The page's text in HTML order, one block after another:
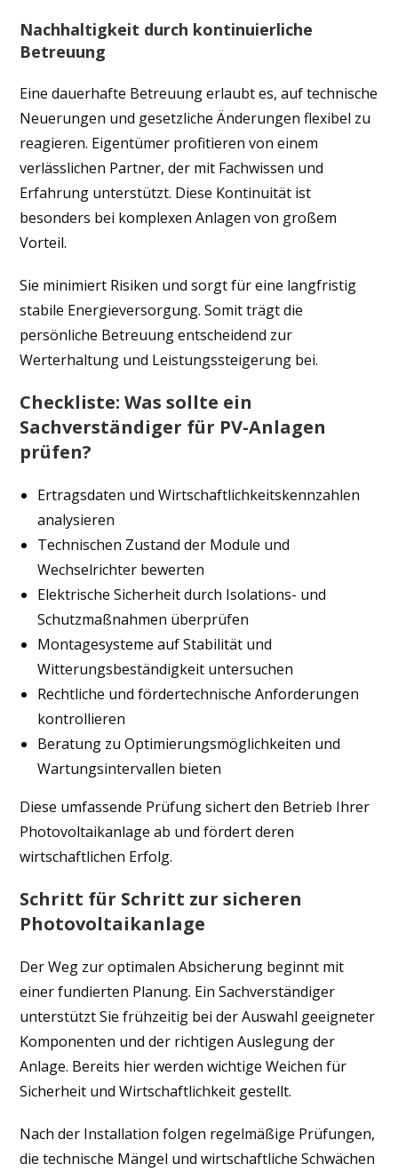
Nachhaltigkeit durch kontinuierliche
Betreuung
Eine dauerhafte Betreuung erlaubt es, auf technische
Neuerungen und gesetzliche Änderungen flexibel zu
reagieren. Eigentümer profitieren von einem
verlässlichen Partner, der mit Fachwissen und
Erfahrung unterstützt. Diese Kontinuität ist
besonders bei komplexen Anlagen von großem
Vorteil.
Sie minimiert Risiken und sorgt für eine langfristig
stabile Energieversorgung. Somit trägt die
persönliche Betreuung entscheidend zur
Werterhaltung und Leistungssteigerung bei.
Checkliste: Was sollte ein
Sachverständiger für PV-Anlagen
prüfen?
Ertragsdaten und Wirtschaftlichkeitskennzahlen
analysieren
Technischen Zustand der Module und
Wechselrichter bewerten
Elektrische Sicherheit durch Isolations- und
Schutzmaßnahmen überprüfen
Montagesysteme auf Stabilität und
Witterungsbeständigkeit untersuchen
Rechtliche und fördertechnische Anforderungen
kontrollieren
Beratung zu Optimierungsmöglichkeiten und
Wartungsintervallen bieten
Diese umfassende Prüfung sichert den Betrieb Ihrer
Photovoltaikanlage ab und fördert deren
wirtschaftlichen Erfolg.
Schritt für Schritt zur sicheren
Photovoltaikanlage
Der Weg zur optimalen Absicherung beginnt mit
einer fundierten Planung. Ein Sachverständiger
unterstützt Sie frühzeitig bei der Auswahl geeigneter
Komponenten und der richtigen Auslegung der
Anlage. Bereits hier werden wichtige Weichen für
Sicherheit und Wirtschaftlichkeit gestellt.
Nach der Installation folgen regelmäßige Prüfungen,
die technische Mängel und wirtschaftliche Schwächen